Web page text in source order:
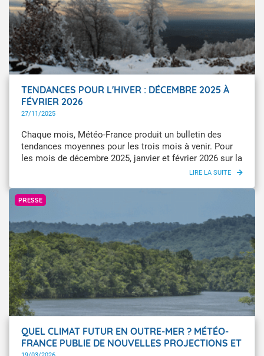
TENDANCES POUR L'HIVER : DÉCEMBRE 2025 À
FÉVRIER 2026
27/11/2025
Chaque mois, Météo-France produit un bulletin des
tendances moyennes pour les trois mois à venir. Pour
les mois de décembre 2025, janvier et février 2026 sur la
France, le scénario plus chaud que la normale est le
prévisibilité est très limitée pour ce trimestre.
PRESSE
© imageBroker/Michael Runkel
QUEL CLIMAT FUTUR EN OUTRE-MER ? MÉTÉO-
FRANCE PUBLIE DE NOUVELLES PROJECTIONS ET